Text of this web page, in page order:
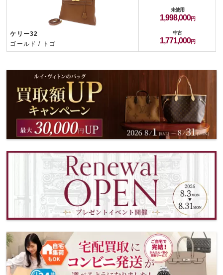
ケリー32
ゴールド / トゴ
未使用
1,998,000
中古
1,771,000